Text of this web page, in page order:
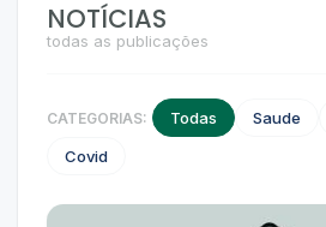
NOTÍCIAS
todas as publicações
CATEGORIAS: Todas Saude
Covid